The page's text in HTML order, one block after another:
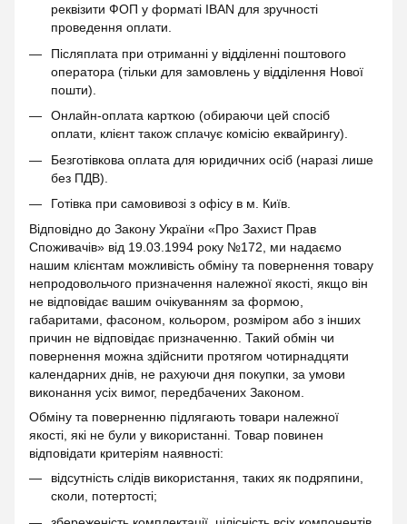
реквізити ФОП у форматі IBAN для зручності
проведення оплати.
Післяплата при отриманні у відділенні поштового
оператора (тільки для замовлень у відділення Нової
пошти).
Онлайн-оплата карткою (обираючи цей спосіб
оплати, клієнт також сплачує комісію еквайрингу).
Безготівкова оплата для юридичних осіб (наразі лише
без ПДВ).
Готівка при самовивозі з офісу в м. Київ.
Відповідно до Закону України «Про Захист Прав
Споживачів» від 19.03.1994 року №172, ми надаємо
нашим клієнтам можливість обміну та повернення товару
непродовольчого призначення належної якості, якщо він
не відповідає вашим очікуванням за формою,
габаритами, фасоном, кольором, розміром або з інших
причин не відповідає призначенню. Такий обмін чи
повернення можна здійснити протягом чотирнадцяти
календарних днів, не рахуючи дня покупки, за умови
виконання усіх вимог, передбачених Законом.
Обміну та поверненню підлягають товари належної
якості, які не були у використанні. Товар повинен
відповідати критеріям наявності:
відсутність слідів використання, таких як подряпини,
сколи, потертості;